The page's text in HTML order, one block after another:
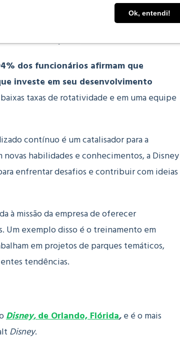
Ok, entendi!
de inspirar e engajar suas equipes.
dos participantes, mas também reforçam o
para a retenção de talentos.
dos funcionários afirmam que
investe em seu desenvolvimento
taxas de rotatividade e em uma equipe
contínuo é um catalisador para a
habilidades e conhecimentos, a Disney
enfrentar desafios e contribuir com ideias
à missão da empresa de oferecer
Um exemplo disso é o treinamento em
em projetos de parques temáticos,
tendências.
Disney,de Orlando, Flórida,e é o mais
Disney.